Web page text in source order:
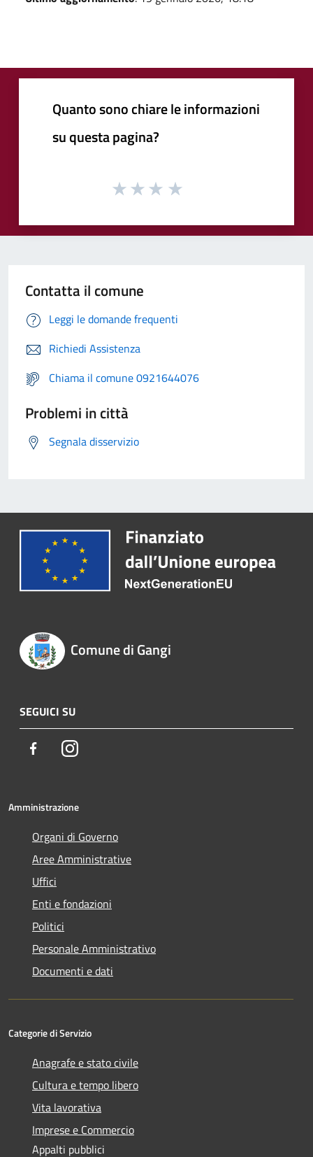
Quanto sono chiare le informazioni
su questa pagina?
Contatta il comune
Leggi le domande frequenti
Richiedi Assistenza
Chiama il comune 0921644076
Problemi in città
Segnala disservizio
Comune di Gangi
SEGUICI SU
FacebookInstagram
Amministrazione
Organi di Governo
Aree Amministrative
Uffici
Enti e fondazioni
Politici
Personale Amministrativo
Documenti e dati
Categorie di Servizio
Anagrafe e stato civile
Cultura e tempo libero
Vita lavorativa
Imprese e Commercio
Appalti pubblici